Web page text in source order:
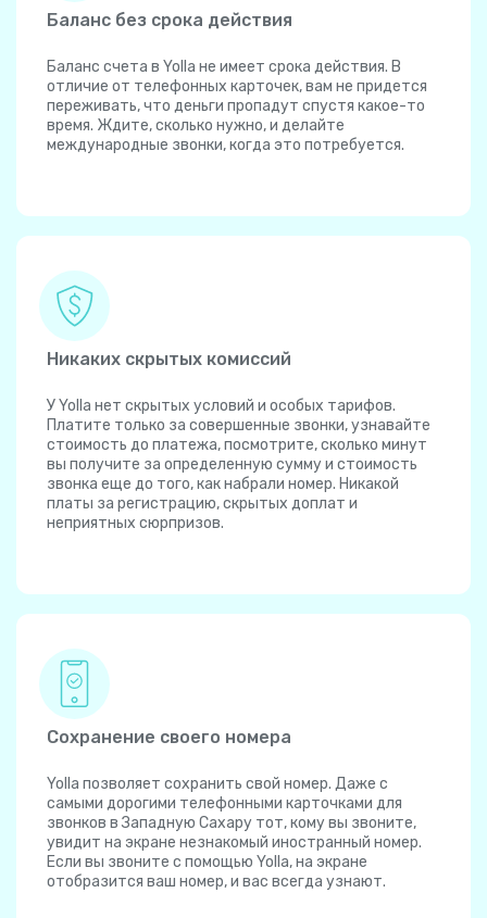
Баланс без срока действия
Баланс счета в Yolla не имеет срока действия. В
отличие от телефонных карточек, вам не придется
переживать, что деньги пропадут спустя какое-то
время. Ждите, сколько нужно, и делайте
международные звонки, когда это потребуется.
Никаких скрытых комиссий
У Yolla нет скрытых условий и особых тарифов.
Платите только за совершенные звонки, узнавайте
стоимость до платежа, посмотрите, сколько минут
вы получите за определенную сумму и стоимость
звонка еще до того, как набрали номер. Никакой
платы за регистрацию, скрытых доплат и
неприятных сюрпризов.
Сохранение своего номера
Yolla позволяет сохранить свой номер. Даже с
самыми дорогими телефонными карточками для
звонков в Западную Сахару тот, кому вы звоните,
увидит на экране незнакомый иностранный номер.
Если вы звоните с помощью Yolla, на экране
отобразится ваш номер, и вас всегда узнают.